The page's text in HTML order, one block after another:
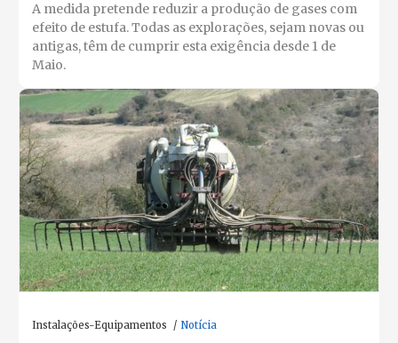
A medida pretende reduzir a produção de gases com
efeito de estufa. Todas as explorações, sejam novas ou
antigas, têm de cumprir esta exigência desde 1 de
Maio.
Instalações-Equipamentos Notícia